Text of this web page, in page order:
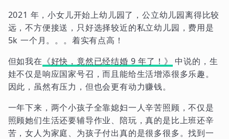
2021 年，小女儿开始上幼儿园了，公立幼儿园离得比较
远，不方便接送，只好选择较近的私立幼儿园，费用是
5k 一个月。。。着实有点高！
但如我在 《好快，竟然已经结婚 9 年了！》
中说的，生
娃不仅是响应国家号召，而且能给生活增添很多乐趣。
因此，虽然有压力，但也会更有动力赚钱。
一年下来，两个小孩子全靠媳妇一人辛苦照顾，不仅是
照顾她们生活还要辅导作业、陪玩，真的是比上班还辛
苦，女人为家庭、为孩子付出真的是很多很多。找到一